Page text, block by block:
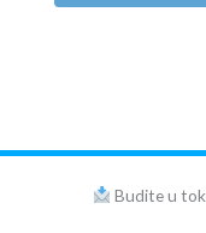
Budite u